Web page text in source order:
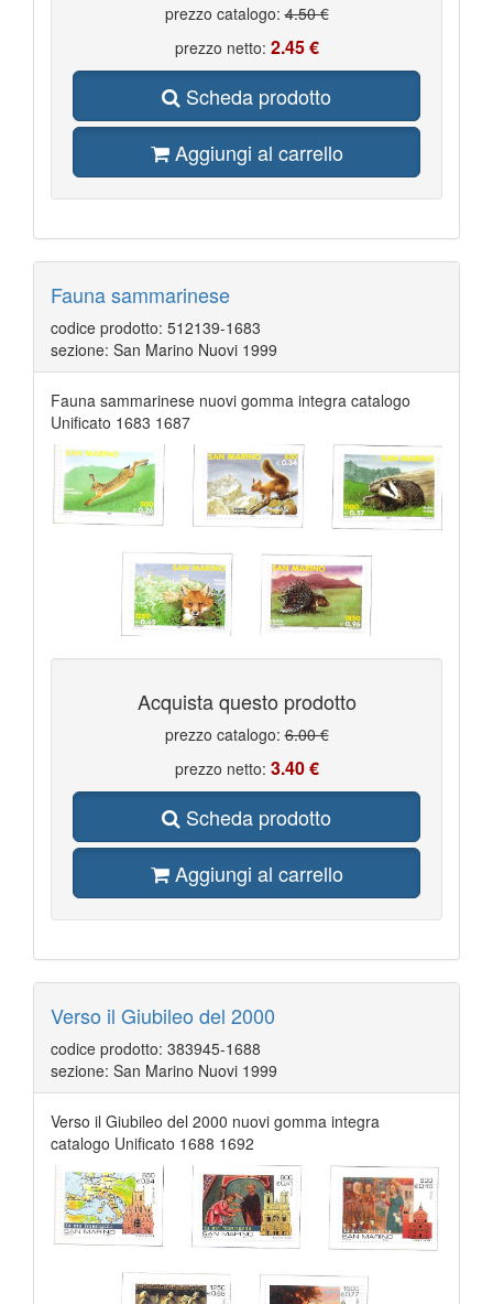
prezzo catalogo:4.50 €
prezzo netto: 2.45 €
Scheda prodotto
Aggiungi al carrello
Fauna sammarinese
codice prodotto: 512139-1683
sezione: San Marino Nuovi 1999
Fauna sammarinese nuovi gomma integra catalogo
Unificato 1683 1687
Acquista questo prodotto
prezzo catalogo:6.00 €
prezzo netto: 3.40 €
Scheda prodotto
Aggiungi al carrello
Verso il Giubileo del 2000
codice prodotto: 383945-1688
sezione: San Marino Nuovi 1999
Verso il Giubileo del 2000 nuovi gomma integra
catalogo Unificato 1688 1692